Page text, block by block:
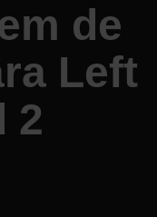
de
Left
2